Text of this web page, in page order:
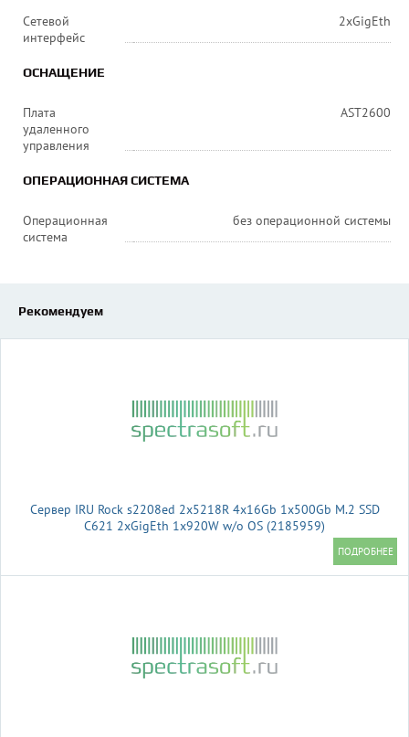
Сетевой
интерфейс
2xGigEth
ОСНАЩЕНИЕ
Плата
удаленного
управления
AST2600
ОПЕРАЦИОННАЯ СИСТЕМА
Операционная
система
без операционной системы
Рекомендуем
Сервер IRU Rock s2208ed 2x5218R 4x16Gb 1x500Gb M.2 SSD
С621 2xGigEth 1x920W w/o OS (2185959)